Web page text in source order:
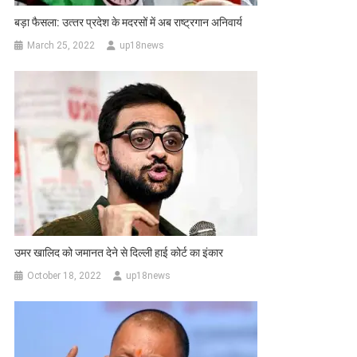
बड़ा फैसला: उत्‍तर प्रदेश के मदरसों में अब राष्‍ट्रगान अनिवार्य
March 25, 2022 up18news
उमर खालिद को जमानत देने से दिल्ली हाई कोर्ट का इंकार
October 18, 2022 up18news